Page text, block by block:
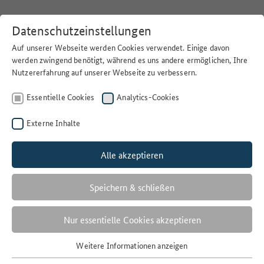
Profilviewer der Bodenzustandserhebung Landwirtschaft
Nutzungsbedingungen
Datenlizenz Deutschland Namensnennung 2.0
Letzte Änderungen
Veröffentlichungsdatum
09.06.2020
Datenschutzeinstellungen
Auf unserer Webseite werden Cookies verwendet. Einige davon
werden zwingend benötigt, während es uns andere ermöglichen, Ihre
Nutzererfahrung auf unserer Webseite zu verbessern.
Essentielle Cookies Analytics-Cookies
Externe Inhalte
Alle akzeptieren
Speichern & schließen
Nur essentielle Cookies akzeptieren
Essentielle Cookies
Weitere Informationen anzeigen